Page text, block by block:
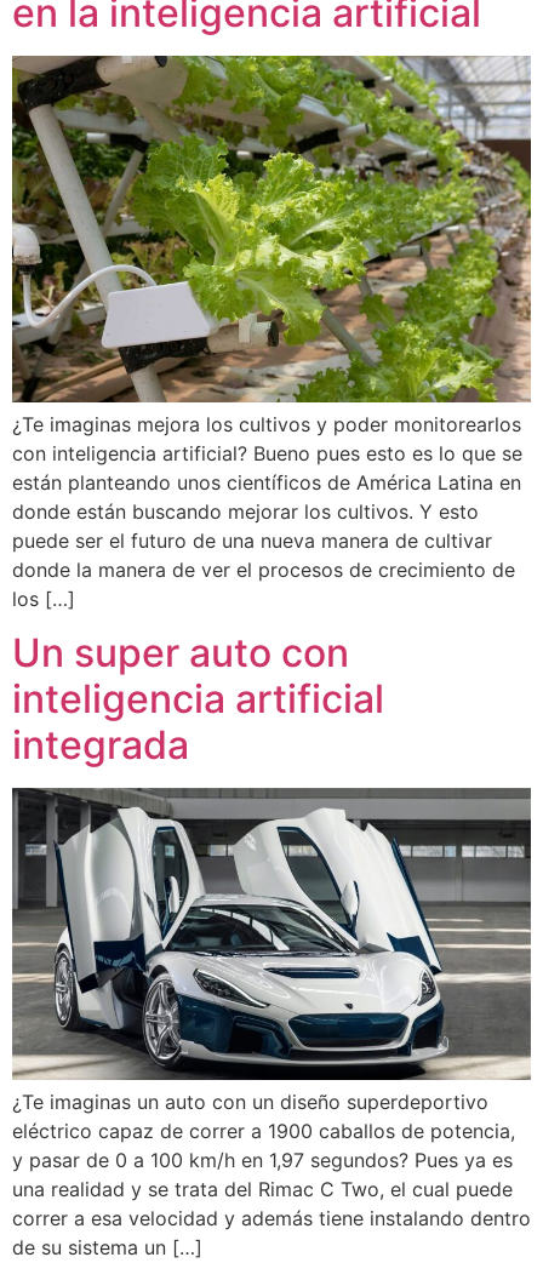
en la inteligencia artificial
¿Te imaginas mejora los cultivos y poder monitorearlos
con inteligencia artificial? Bueno pues esto es lo que se
están planteando unos científicos de América Latina en
donde están buscando mejorar los cultivos. Y esto
puede ser el futuro de una nueva manera de cultivar
donde la manera de ver el procesos de crecimiento de
los […]
Un super auto con
inteligencia artificial
integrada
¿Te imaginas un auto con un diseño superdeportivo
eléctrico capaz de correr a 1900 caballos de potencia,
y pasar de 0 a 100 km/h en 1,97 segundos? Pues ya es
una realidad y se trata del Rimac C Two, el cual puede
correr a esa velocidad y además tiene instalando dentro
de su sistema un […]